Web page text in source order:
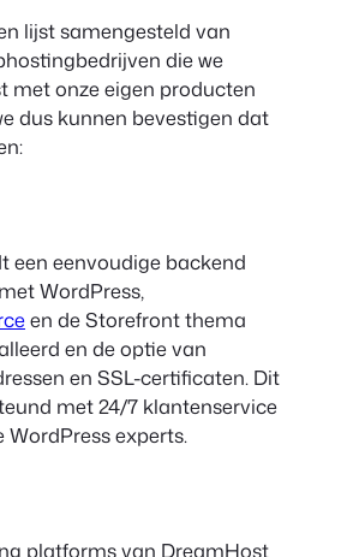
lijst samengesteld van
die we
met onze eigen producten
dus kunnen bevestigen dat
een eenvoudige backend
WordPress,
en de Storefront thema
en de optie van
en SSL-certificaten. Dit
met 24/7 klantenservice
experts.
platforms van DreamHost